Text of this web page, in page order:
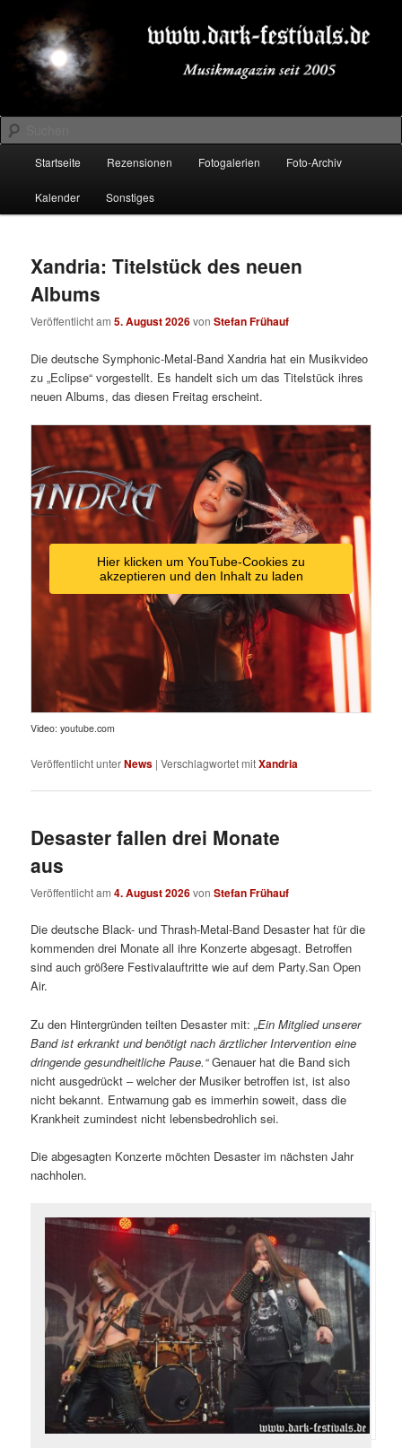
primären
Inhalt
springen
sekundären
Inhalt
springenDARK-FESTIVALS.DE
Suchen
Startseite Rezensionen Fotogalerien Foto-Archiv
Kalender Sonstiges
Xandria: Titelstück des neuen
Albums
Veröffentlicht am5. August 2026vonStefan Frühauf
Die deutsche Symphonic-Metal-Band Xandria hat ein Musikvideo
zu „Eclipse“ vorgestellt. Es handelt sich um das Titelstück ihres
neuen Albums, das diesen Freitag erscheint.
Hier klicken um YouTube-Cookies zu
akzeptieren und den Inhalt zu laden
Video: youtube.com
Veröffentlicht unterNews |Verschlagwortet mitXandria
Desaster fallen drei Monate
aus
Veröffentlicht am4. August 2026vonStefan Frühauf
Die deutsche Black- und Thrash-Metal-Band Desaster hat für die
kommenden drei Monate all ihre Konzerte abgesagt. Betroffen
sind auch größere Festivalauftritte wie auf dem Party.San Open
Air.
Zu den Hintergründen teilten Desaster mit:„Ein Mitglied unserer
Band ist erkrankt und benötigt nach ärztlicher Intervention eine
dringende gesundheitliche Pause.“Genauer hat die Band sich
nicht ausgedrückt – welcher der Musiker betroffen ist, ist also
nicht bekannt. Entwarnung gab es immerhin soweit, dass die
Krankheit zumindest nicht lebensbedrohlich sei.
Die abgesagten Konzerte möchten Desaster im nächsten Jahr
nachholen.